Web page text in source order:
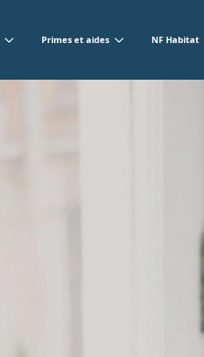
Primes et aides NF Habitat